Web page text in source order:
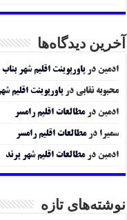
آخرین دیدگاه‌ها
ادمین درپاورپوینت اقلیم شهر بناب
محبوبه نقابی درپاورپوینت اقلیم
ادمین درمطالعات اقلیم رامسر
سمیرا درمطالعات اقلیم رامسر
ادمین درمطالعات اقلیم شهر پرند
نوشته‌های تازه